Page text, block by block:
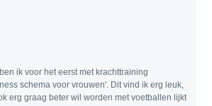
ik voor het eerst met krachttraining
schema voor vrouwen'. Dit vind ik erg leuk,
erg graag beter wil worden met voetballen lijkt